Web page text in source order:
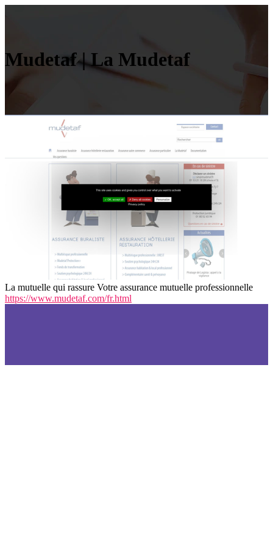
Mudetaf | La Mudetaf
La mutuelle qui rassure Votre assurance mutuelle professionnelle
https://www.mudetaf.com/fr.html